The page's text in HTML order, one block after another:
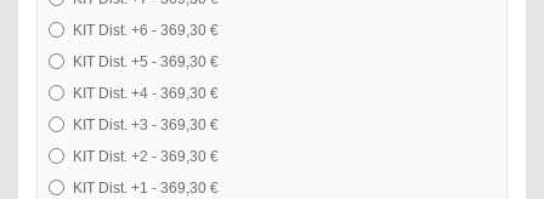
KIT Dist. +6 - 369,30 €
KIT Dist. +5 - 369,30 €
KIT Dist. +4 - 369,30 €
KIT Dist. +3 - 369,30 €
KIT Dist. +2 - 369,30 €
KIT Dist. +1 - 369,30 €